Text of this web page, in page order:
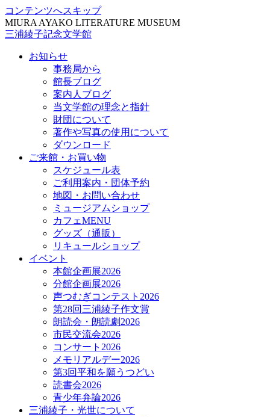
コンテンツへスキップ
MIURA AYAKO LITERATURE MUSEUM
三浦綾子記念文学館
お知らせ
事務局から
館長ブログ
案内人ブログ
当文学館の理念と指針
財団について
著作や写真の使用について
ダウンロード
ご来館・お買い物
スケジュール表
ご利用案内・団体予約
地図・お問い合わせ
ミュージアムショップ
カフェMENU
グッズ（通販）
リキュールショップ
イベント
本館企画展2026
分館企画展2026
声つむぎコンテスト2026
第28回三浦綾子作文賞
朗読会・朗読劇2026
市民交流会2026
コンサート2026
メモリアルデー2026
第3回平和を願うつどい
読書会2026
青少年弁論2026
三浦綾子・光世について